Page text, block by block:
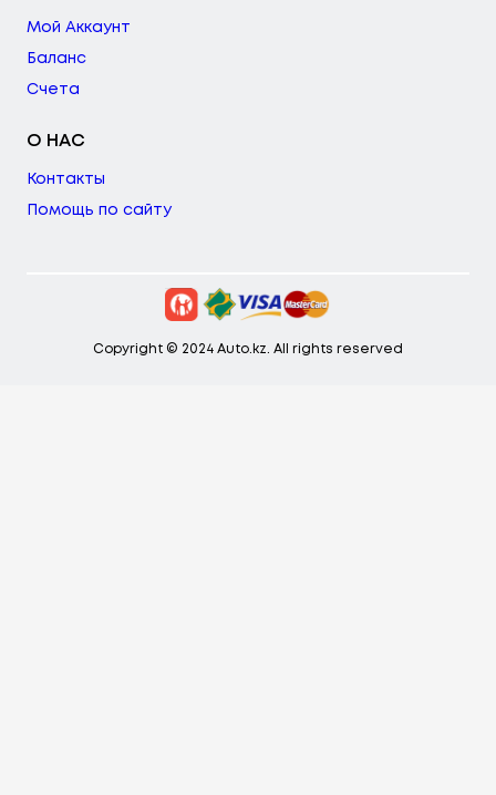
Мой Аккаунт
Баланс
Счета
О НАС
Контакты
Помощь по сайту
Copyright © 2024 Auto.kz. All rights reserved